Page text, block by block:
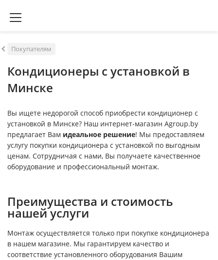
Покупателям
Кондиционеры с установкой в
Минске
Вы ищете недорогой способ приобрести кондиционер с
установкой в Минске? Наш интернет-магазин Agroup.by
предлагает Вам идеальное решение! Мы предоставляем
услугу покупки кондиционера с установкой по выгодным
ценам. Сотрудничая с нами, Вы получаете качественное
оборудование и профессиональный монтаж.
Преимущества и стоимость
нашей услуги
Монтаж осуществляется только при покупке кондиционера
в нашем магазине. Мы гарантируем качество и
соответствие установленного оборудования Вашим